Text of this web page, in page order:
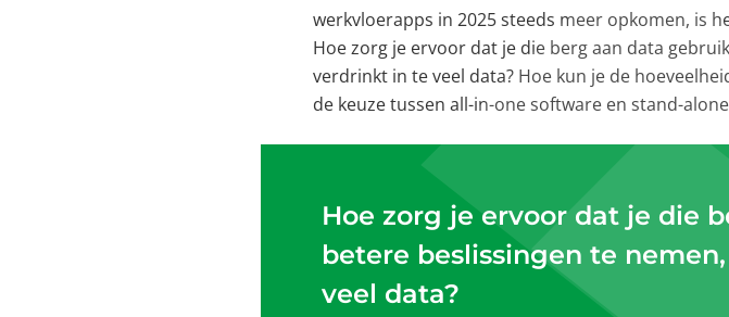
werkvloerapps in 2025 steeds meer opkomen, is
Hoe zorg je ervoor dat je die berg aan data
verdrinkt in te veel data? Hoe kun je de
de keuze tussen all-in-one software en stand-
Hoe zorg je ervoor dat je die
betere beslissingen te
veel data?